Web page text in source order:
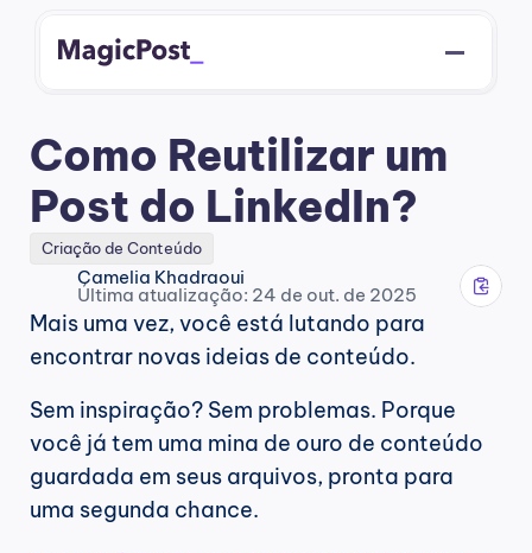
Como Reutilizar um
Post do LinkedIn?
Criação de Conteúdo
Camelia Khadraoui
Última atualização: 24 de out. de 2025
Mais uma vez, você está lutando para
encontrar novas ideias de conteúdo.
Sem inspiração? Sem problemas. Porque
você já tem uma mina de ouro de conteúdo
guardada em seus arquivos, pronta para
uma segunda chance.